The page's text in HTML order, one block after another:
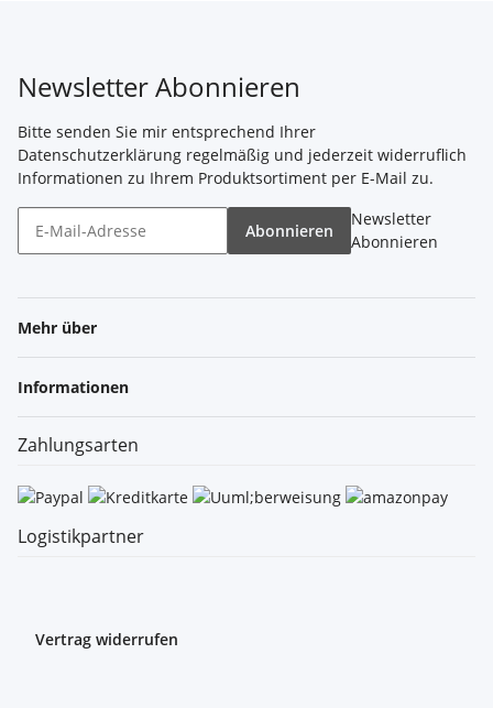
Newsletter Abonnieren
Bitte senden Sie mir entsprechend Ihrer
Datenschutzerklärung regelmäßig und jederzeit widerruflich
Informationen zu Ihrem Produktsortiment per E-Mail zu.
Abonnieren
Newsletter
Abonnieren
Mehr über
Informationen
Zahlungsarten
Logistikpartner
Vertrag widerrufen